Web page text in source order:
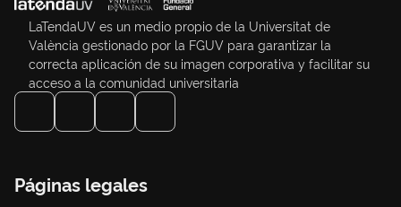
LaTendaUV es un medio propio de la Universitat de
València gestionado por la FGUV para garantizar la
correcta aplicación de su imagen corporativa y facilitar su
acceso a la comunidad universitaria
Páginas legales